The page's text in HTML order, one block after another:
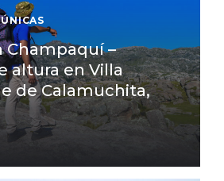
Champaquí –
altura en Villa
de Calamuchita,